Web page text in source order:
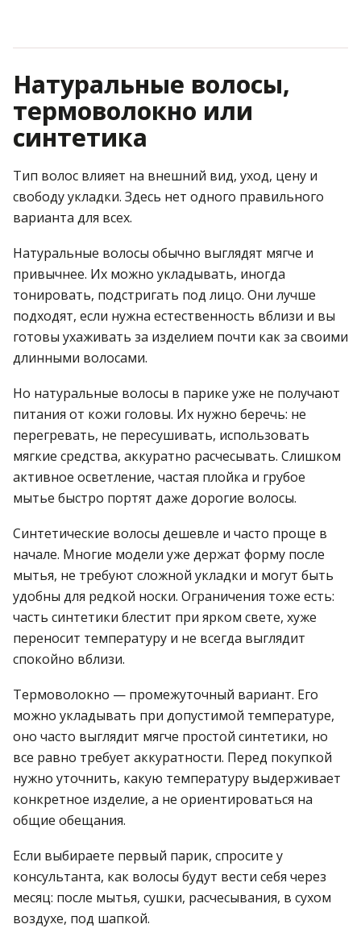
Натуральные волосы,
термоволокно или
синтетика
Тип волос влияет на внешний вид, уход, цену и
свободу укладки. Здесь нет одного правильного
варианта для всех.
Натуральные волосы обычно выглядят мягче и
привычнее. Их можно укладывать, иногда
тонировать, подстригать под лицо. Они лучше
подходят, если нужна естественность вблизи и вы
готовы ухаживать за изделием почти как за своими
длинными волосами.
Но натуральные волосы в парике уже не получают
питания от кожи головы. Их нужно беречь: не
перегревать, не пересушивать, использовать
мягкие средства, аккуратно расчесывать. Слишком
активное осветление, частая плойка и грубое
мытье быстро портят даже дорогие волосы.
Синтетические волосы дешевле и часто проще в
начале. Многие модели уже держат форму после
мытья, не требуют сложной укладки и могут быть
удобны для редкой носки. Ограничения тоже есть:
часть синтетики блестит при ярком свете, хуже
переносит температуру и не всегда выглядит
спокойно вблизи.
Термоволокно — промежуточный вариант. Его
можно укладывать при допустимой температуре,
оно часто выглядит мягче простой синтетики, но
все равно требует аккуратности. Перед покупкой
нужно уточнить, какую температуру выдерживает
конкретное изделие, а не ориентироваться на
общие обещания.
Если выбираете первый парик, спросите у
консультанта, как волосы будут вести себя через
месяц: после мытья, сушки, расчесывания, в сухом
воздухе, под шапкой.